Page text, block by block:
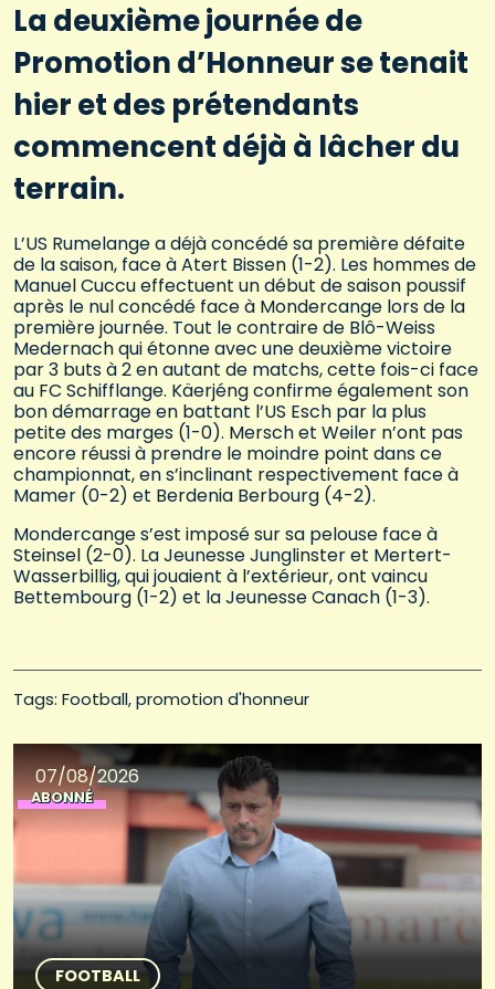
La deuxième journée de
Promotion d’Honneur se tenait
hier et des prétendants
commencent déjà à lâcher du
terrain.
L’US Rumelange a déjà concédé sa première défaite
de la saison, face à Atert Bissen (1-2). Les hommes de
Manuel Cuccu effectuent un début de saison poussif
après le nul concédé face à Mondercange lors de la
première journée. Tout le contraire de Blô-Weiss
Medernach qui étonne avec une deuxième victoire
par 3 buts à 2 en autant de matchs, cette fois-ci face
au FC Schifflange. Käerjéng confirme également son
bon démarrage en battant l’US Esch par la plus
petite des marges (1-0). Mersch et Weiler n’ont pas
encore réussi à prendre le moindre point dans ce
championnat, en s’inclinant respectivement face à
Mamer (0-2) et Berdenia Berbourg (4-2).
Mondercange s’est imposé sur sa pelouse face à
Steinsel (2-0). La Jeunesse Junglinster et Mertert-
Wasserbillig, qui jouaient à l’extérieur, ont vaincu
Bettembourg (1-2) et la Jeunesse Canach (1-3).
Tags: Football promotion d'honneur
07/08/2026
ABONNÉ
FOOTBALL